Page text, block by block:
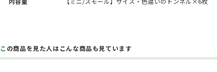
この商品を見た人はこんな商品も見ています